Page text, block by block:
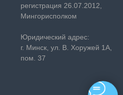
регистрация 26.07.2012,
Мингорисполком
Юридический адрес:
г. Минск, ул. В. Хоружей 1А,
пом. 37